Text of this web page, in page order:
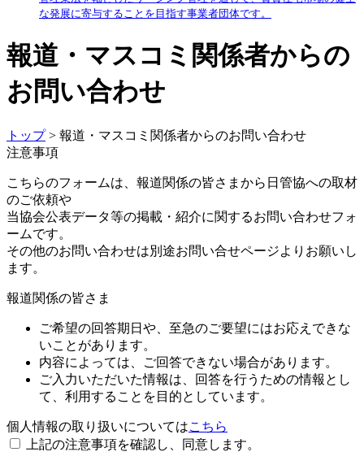
な発展に寄与することを目指す事業者団体です。
報道・マスコミ関係者からの
お問い合わせ
トップ> 報道・マスコミ関係者からのお問い合わせ
注意事項
こちらのフォームは、報道関係の皆さまから日管協への取材
のご依頼や
当協会公表データ等の掲載・紹介に関するお問い合わせフォ
ームです。
その他のお問い合わせは別途お問い合せページよりお願いし
ます。
報道関係の皆さま
ご希望の回答期日や、至急のご要望にはお応えできな
いことがあります。
内容によっては、ご回答できない場合があります。
ご入力いただいた情報は、回答を行うための情報とし
て、利用することを目的としています。
個人情報の取り扱いについてはこちら
上記の注意事項を確認し、同意します。